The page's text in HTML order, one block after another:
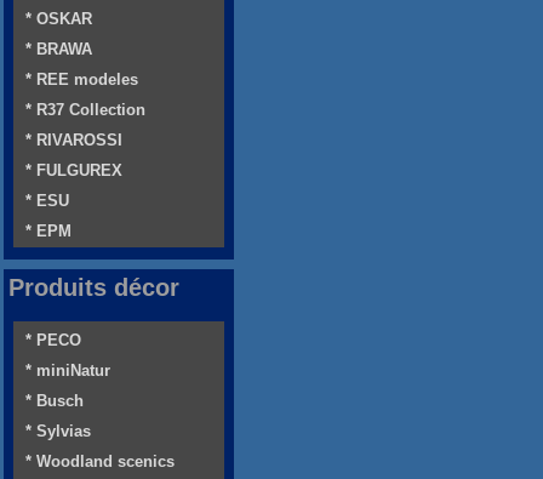
* OSKAR
* BRAWA
* REE modeles
* R37 Collection
* RIVAROSSI
* FULGUREX
* ESU
* EPM
Produits décor
* PECO
* miniNatur
* Busch
* Sylvias
* Woodland scenics